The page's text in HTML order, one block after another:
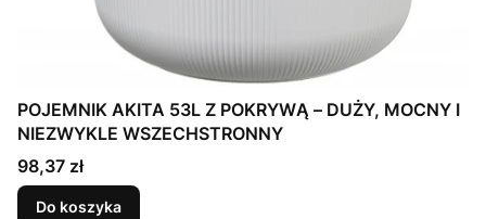
POJEMNIK AKITA 53L Z POKRYWĄ – DUŻY, MOCNY I
NIEZWYKLE WSZECHSTRONNY
Cena
98,37 zł
Do koszyka